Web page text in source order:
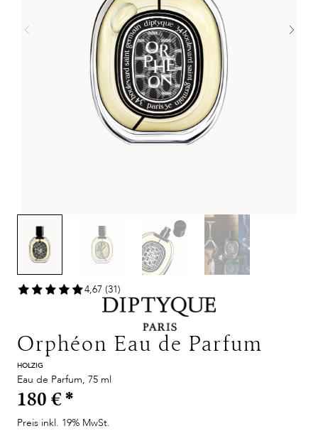
4,67 (31)
Orphéon Eau de Parfum
HOLZIG
Eau de Parfum, 75 ml
180 € *
Preis inkl. 19% MwSt.